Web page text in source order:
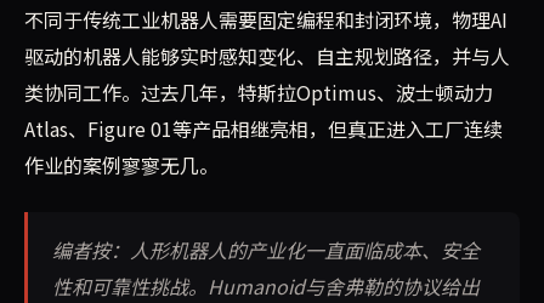
不同于传统工业机器人需要固定编程和封闭环境，物理AI
驱动的机器人能够实时感知变化、自主规划路径，并与人
类协同工作。过去几年，特斯拉Optimus、波士顿动力
Atlas、Figure 01等产品相继亮相，但真正进入工厂连续
作业的案例寥寥无几。
编者按：人形机器人的产业化一直面临成本、安全
性和可靠性挑战。Humanoid与舍弗勒的协议给出